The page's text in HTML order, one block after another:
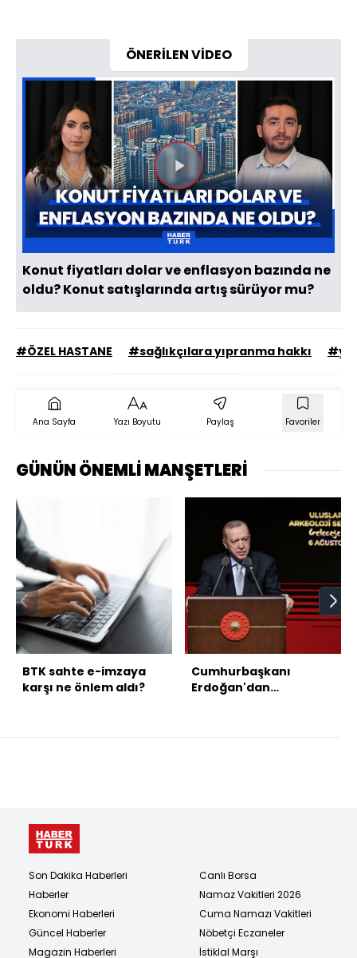
ÖNERİLEN VİDEO
Videoyu
Oynat
Konut fiyatları dolar ve enflasyon bazında ne
oldu? Konut satışlarında artış sürüyor mu?
#ÖZEL HASTANE #sağlıkçılara yıpranma hakkı
Ana Sayfa Yazı Boyutu Paylaş Favoriler
GÜNÜN ÖNEMLİ MANŞETLERİ
BTK sahte e-imzaya
karşı ne önlem aldı?
Cumhurbaşkanı
Erdoğan'dan
Son Dakika Haberleri
Haberler
Ekonomi Haberleri
Güncel Haberler
Magazin Haberleri
Canlı Borsa
Namaz Vakitleri 2026
Cuma Namazı Vakitleri
Nöbetçi Eczaneler
İstiklal Marşı